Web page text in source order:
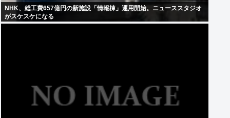
NHK、総工費657億円の新施設「情報棟」運用開始。ニューススタジオ
がスケスケになる